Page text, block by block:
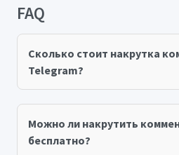
FAQ
Сколько стоит накрутка
Telegram?
Можно ли накрутить
бесплатно?